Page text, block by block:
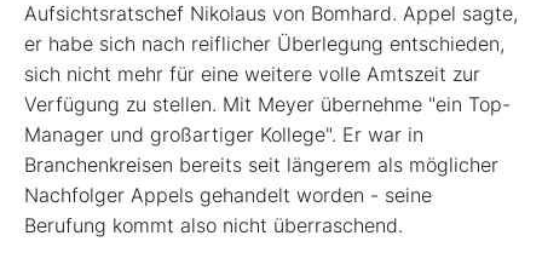
Aufsichtsratschef Nikolaus von Bomhard. Appel sagte,
er habe sich nach reiflicher Überlegung entschieden,
sich nicht mehr für eine weitere volle Amtszeit zur
Verfügung zu stellen. Mit Meyer übernehme "ein Top-
Manager und großartiger Kollege". Er war in
Branchenkreisen bereits seit längerem als möglicher
Nachfolger Appels gehandelt worden - seine
Berufung kommt also nicht überraschend.